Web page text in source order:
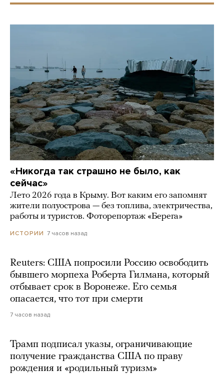
«Никогда так страшно не было, как
сейчас»
Лето 2026 года в Крыму. Вот каким его запомнят
жители полуострова — без топлива, электричества,
работы и туристов. Фоторепортаж «Берега»
ИСТОРИИ 7 часов назад
Reuters: США попросили Россию освободить
бывшего морпеха Роберта Гилмана, который
отбывает срок в Воронеже. Его семья
опасается, что тот при смерти
7 часов назад
Трамп подписал указы, ограничивающие
получение гражданства США по праву
рождения и «родильный туризм»